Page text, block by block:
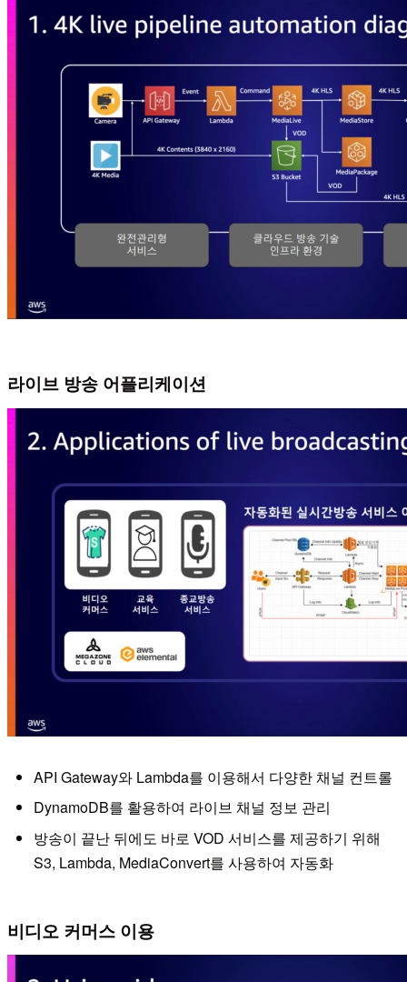
라이브 방송 어플리케이션
API Gateway와 Lambda를 이용해서 다양한 채널 컨트롤
DynamoDB를 활용하여 라이브 채널 정보 관리
방송이 끝난 뒤에도 바로 VOD 서비스를 제공하기 위해
S3, Lambda, MediaConvert를 사용하여 자동화
비디오 커머스 이용